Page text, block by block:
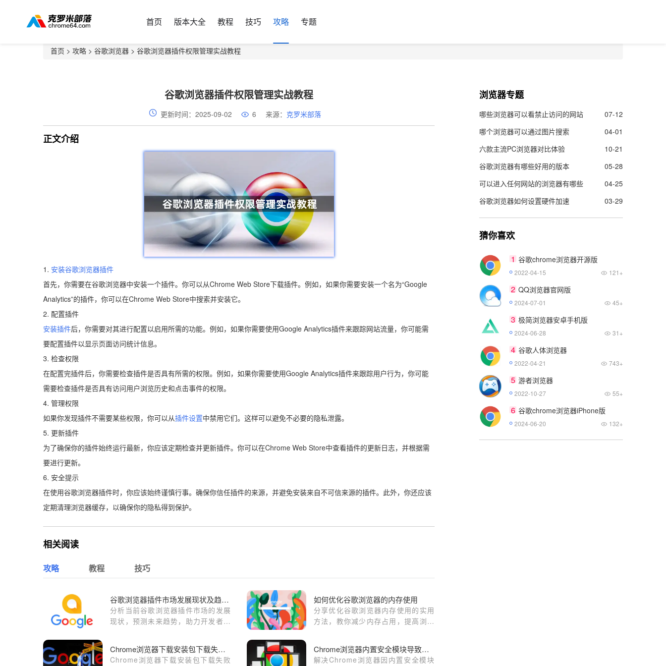
首页 版本大全 教程 技巧 攻略 专题
首页 > 攻略 > 谷歌浏览器 > 谷歌浏览器插件权限管理实战教程
谷歌浏览器插件权限管理实战教程
更新时间：2025-09-02 6 来源： 克罗米部落
正文介绍
1. 安装谷歌浏览器插件
首先，你需要在谷歌浏览器中安装一个插件。你可以从Chrome Web Store下载插件。例如，如果你需要安装一个名为“Google
Analytics”的插件，你可以在Chrome Web Store中搜索并安装它。
2. 配置插件
安装插件后，你需要对其进行配置以启用所需的功能。例如，如果你需要使用Google Analytics插件来跟踪网站流量，你可能需
要配置插件以显示页面访问统计信息。
3. 检查权限
在配置完插件后，你需要检查插件是否具有所需的权限。例如，如果你需要使用Google Analytics插件来跟踪用户行为，你可能
需要检查插件是否具有访问用户浏览历史和点击事件的权限。
4. 管理权限
如果你发现插件不需要某些权限，你可以从插件设置中禁用它们。这样可以避免不必要的隐私泄露。
5. 更新插件
为了确保你的插件始终运行最新，你应该定期检查并更新插件。你可以在Chrome Web Store中查看插件的更新日志，并根据需
要进行更新。
6. 安全提示
在使用谷歌浏览器插件时，你应该始终谨慎行事。确保你信任插件的来源，并避免安装来自不可信来源的插件。此外，你还应该
定期清理浏览器缓存，以确保你的隐私得到保护。
相关阅读
攻略 教程 技巧
谷歌浏览器插件市场发展现状及趋势预测
分析当前谷歌浏览器插件市场的发展
现状，预测未来趋势，助力开发者和
如何优化谷歌浏览器的内存使用
分享优化谷歌浏览器内存使用的实用
方法，教你减少内存占用，提高浏览
Chrome浏览器下载安装包下载失败如何清理残留
Chrome浏览器下载安装包下载失败
Chrome浏览器内置安全模块导致安装失败的处理方式
解决Chrome浏览器因内置安全模块
浏览器专题
哪些浏览器可以看禁止访问的网站
07-12
哪个浏览器可以通过图片搜索
04-01
六款主流PC浏览器对比体验
10-21
谷歌浏览器有哪些好用的版本
05-28
可以进入任何网站的浏览器有哪些
04-25
谷歌浏览器如何设置硬件加速
03-29
猜你喜欢
1 谷歌chrome浏览器开源版
2022-04-15 121+
2 QQ浏览器官网版
2024-07-01 45+
3 极简浏览器安卓手机版
2024-06-28 31+
4 谷歌人体浏览器
2022-04-21 743+
5 游者浏览器
2022-10-27 55+
6 谷歌chrome浏览器iPhone版
2024-06-20 132+